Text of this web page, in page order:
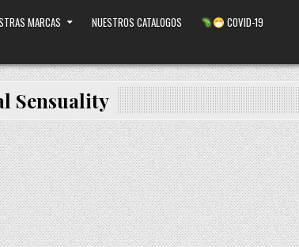
MARCAS NUESTROS CATALOGOS COVID-19
Sensuality